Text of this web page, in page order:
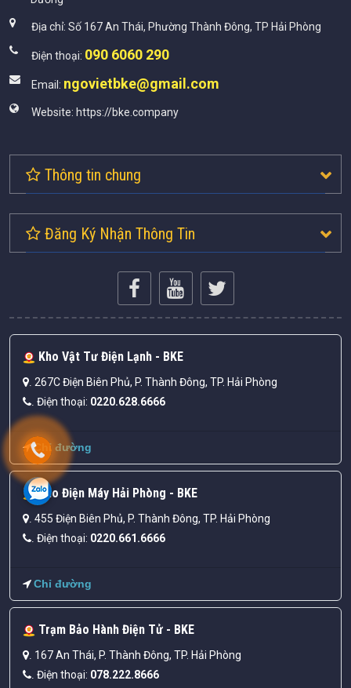
Địa chỉ: Số 167 An Thái, Phường Thành Đông, TP Hải Phòng
Điện thoại: 090 6060 290
Email: ngovietbke@gmail.com
Website: https://bke.company
Thông tin chung
Đăng Ký Nhận Thông Tin
Kho Vật Tư Điện Lạnh - BKE
267C Điện Biên Phủ, P. Thành Đông, TP. Hải Phòng
Điện thoại: 0220.628.6666
Chỉ đường
Kho Điện Máy Hải Phòng - BKE
455 Điện Biên Phủ, P. Thành Đông, TP. Hải Phòng
Điện thoại: 0220.661.6666
Chỉ đường
Trạm Bảo Hành Điện Tử - BKE
167 An Thái, P. Thành Đông, TP. Hải Phòng
Điện thoại: 078.222.8666